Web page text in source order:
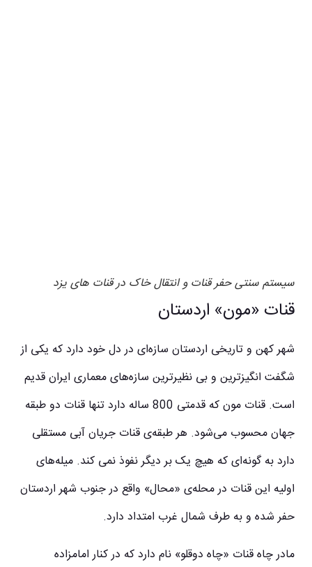
سیستم سنتی حفر قنات و انتقال خاک در قنات های یزد
قنات «مون» اردستان
شهر کهن و تاریخی اردستان سازه‌ای در دل خود دارد که یکی از
شگفت انگیزترین و بی نظیرترین سازه‌های معماری ایران قدیم
است. قنات مون که قدمتی 800 ساله دارد تنها قنات دو طبقه
جهان محسوب می‌شود. هر طبقه‌ی قنات جریان آبی مستقلی
دارد به گونه‌ای که هیچ یک بر دیگر نفوذ نمی کند. میله‌های
اولیه این قنات در محله‌ی «محال» واقع در جنوب شهر اردستان
حفر شده و به طرف شمال غرب امتداد دارد.
مادر چاه قنات «چاه دوقلو» نام دارد که در کنار امامزاده